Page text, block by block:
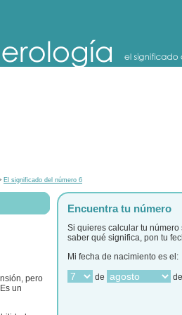
El significado del número 6
pero
un
Encuentra tu número
Si quieres calcular tu
saber qué significa, pon tu
Mi fecha de nacimiento es el:
de de